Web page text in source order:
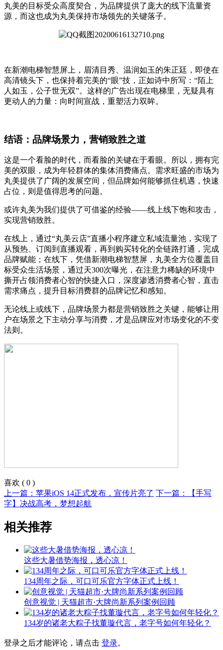
丸美的目标受众高度契合，为品牌提供了庞大的线下流量资
源，而这也成为丸美保持市场领先的关键落子。
在新潮电梯智慧屏上，眉清目秀、温润如玉的朱正廷，即使在
高清镜头下，也保持着完美的“眼”技，正如诗中所写：“陌上
人如玉，公子世无双”。这样的广告出现在电梯里，无疑具有
更动人的力量：向时间宣战，重塑活力双眸。
结语：品牌场景力，营销致胜之道
这是一个看脸的时代，而看脸的关键在于看眼。所以，拥有完
美的双眼，成为年轻群体的集体消费痛点。需求旺盛的市场为
丸美提供了广阔的发展空间，但品牌如何能够抓住机遇，快速
占位，则是值得思考的问题。
或许丸美为我们提供了可借鉴的经验——线上线下饱和攻击，
实现营销致胜。
在线上，通过“丸美云店”直播小程序建立私域流量池，实现了
从预热、订阅到直播观看，再到购买转化的全链路打通，完成
品牌赋能；在线下，凭借新潮电梯智慧屏，丸美全方位覆盖目
标受众生活场景，通过天300次曝光，在注意力稀缺的环境中
撕开占领消费者心智的快捷入口，深度渗透消费者心智，直击
需求痛点，提升目标消费群的品牌记忆和感知。
无论线上或线下，品牌场景力都是营销致胜之关键，能够让用
户在场景之下主动分享与消费，才是品牌应对市场变化的不变
法则。
喜欢 ( 0 )
上一篇：苹果iOS 14正式发布，宣传片亮了 下一篇：【手写
字】决战高考，梦想起航
相关推荐
这些大暑借势海报，透心凉！
134周年之际，可口可乐官方字体正式上线！
创意视觉 | 天猫超市·大牌尚新系列案例回顾
134岁的诸老大粽子找董璇代言，老字号如何年轻化？
登录之后才能评论，请点击 登录。